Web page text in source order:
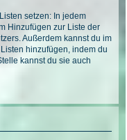
setzen: In jedem
Hinzufügen zur Liste der
Außerdem kannst du im
hinzufügen, indem du
kannst du sie auch